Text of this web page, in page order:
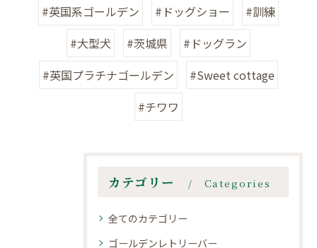
#英国系ゴールデン
#ドッグショー
#訓練
#大型犬
#茨城県
#ドッグラン
#英国プラチナゴールデン
#Sweet cottage
#チワワ
カテゴリー Categories
全てのカテゴリー
ゴールデンレトリーバー